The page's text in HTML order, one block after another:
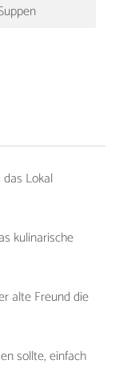
Lokal
kulinarische
alte Freund die
sollte, einfach